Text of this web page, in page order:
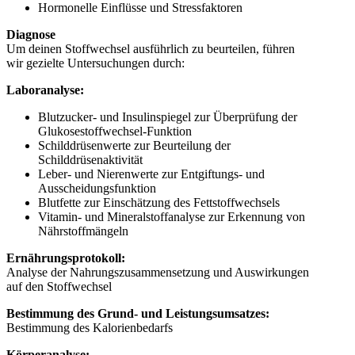
Hormonelle Einflüsse und Stressfaktoren
Diagnose
Um deinen Stoffwechsel ausführlich zu beurteilen, führen
wir gezielte Untersuchungen durch:
Laboranalyse:
Blutzucker- und Insulinspiegel zur Überprüfung der
Glukosestoffwechsel-Funktion
Schilddrüsenwerte zur Beurteilung der
Schilddrüsenaktivität
Leber- und Nierenwerte zur Entgiftungs- und
Ausscheidungsfunktion
Blutfette zur Einschätzung des Fettstoffwechsels
Vitamin- und Mineralstoffanalyse zur Erkennung von
Nährstoffmängeln
Ernährungsprotokoll:
Analyse der Nahrungszusammensetzung und Auswirkungen
auf den Stoffwechsel
Bestimmung des Grund- und Leistungsumsatzes:
Bestimmung des Kalorienbedarfs